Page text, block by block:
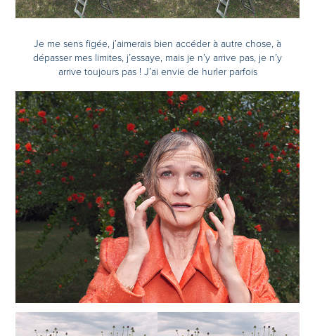
Je me sens figée, j’aimerais bien accéder à autre chose, à
dépasser mes limites, j’essaye, mais je n’y arrive pas, je n’y
arrive toujours pas ! J’ai envie de hurler parfois